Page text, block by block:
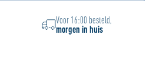
Voor 16:00 besteld,
morgen in huis